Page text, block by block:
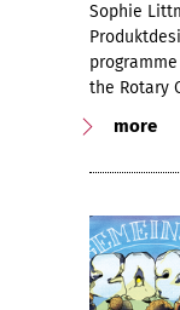
Sophie
the Rotary
more